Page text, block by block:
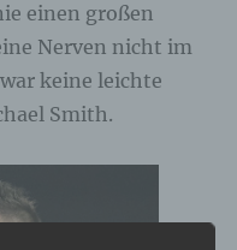
einen großen
Nerven nicht im
keine leichte
Smith.